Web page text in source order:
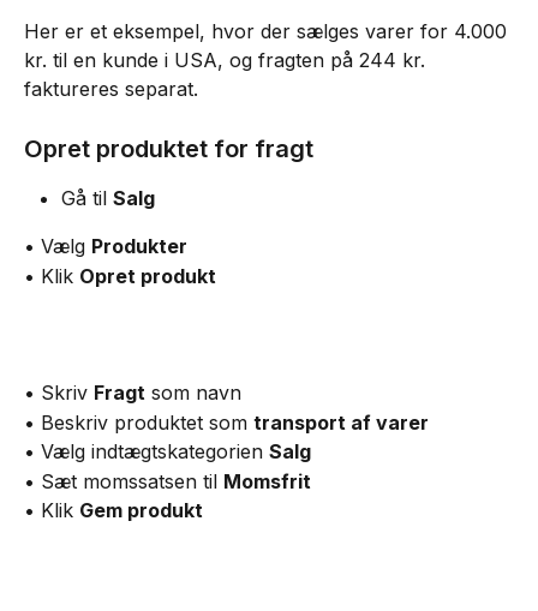
Her er et eksempel, hvor der sælges varer for 4.000
kr. til en kunde i USA, og fragten på 244 kr.
faktureres separat.
Opret produktet for fragt
Gå til Salg
• Vælg Produkter
• Klik Opret produkt
• Skriv Fragt som navn
• Beskriv produktet som transport af varer
• Vælg indtægtskategorien Salg
• Sæt momssatsen til Momsfrit
• Klik Gem produkt